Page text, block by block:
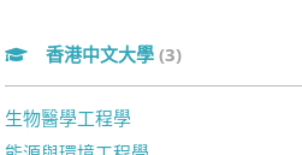
香港中文大學 (3)
生物醫學工程學